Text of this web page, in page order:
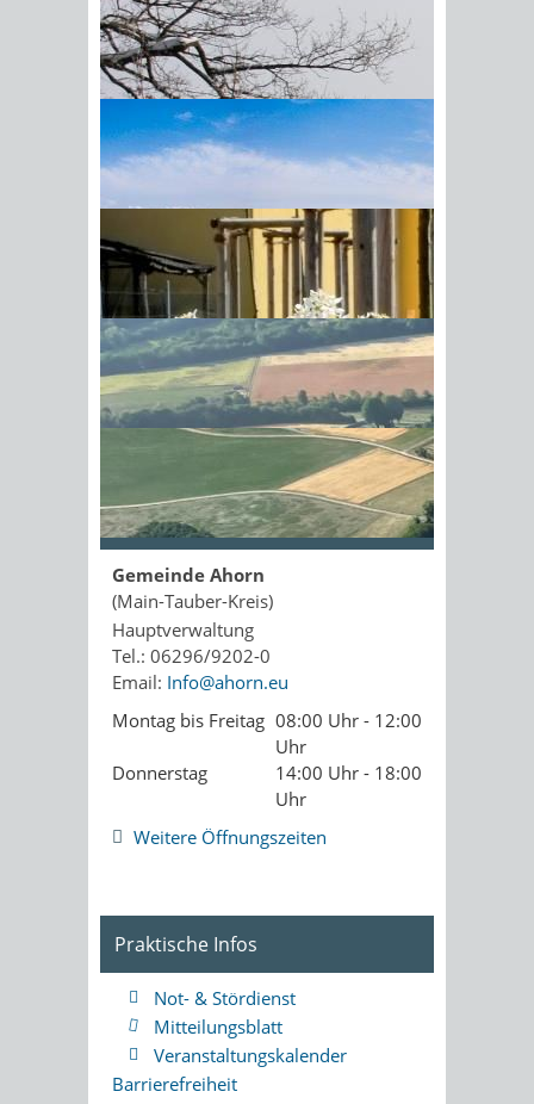
BIick vom Galgenberg auf
Hohenstadt
Sonnenschein am Morgen im
Ahornwald
Ihr Name
Ihre E-Mail-Adresse*
akzeptiere dieDatenschutz­
erklärung
Kopie an Absender
Seite drucken
PDF drucken
Öffnungszeiten
Gemeinde Ahorn
(Main-Tauber-Kreis)
Hauptverwaltung
Tel.: 06296/9202-0
Email: Info@ahorn.eu
Montag bis Freitag 08:00 Uhr - 12:00
Uhr
Donnerstag
14:00 Uhr - 18:00
Uhr
Weitere Öffnungszeiten
Praktische Infos
Not- & Stördienst
Mitteilungsblatt
Veranstaltungskalender
Barrierefreiheit